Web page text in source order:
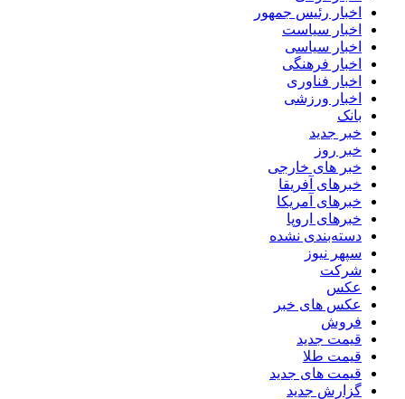
اخبار رئیس جمهور
اخبار سیاست
اخبار سیاسی
اخبار فرهنگی
اخبار فناوری
اخبار ورزشی
بانک
خبر جدید
خبر روز
خبر های خارجی
خبرهای آفریقا
خبرهای آمریکا
خبرهای اروپا
دسته‌بندی نشده
سپهر نیوز
شرکت
عکس
عکس های خبر
فروش
قیمت جدید
قیمت طلا
قیمت های جدید
گزارش جدید